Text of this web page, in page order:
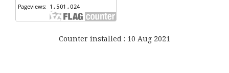
Counter installed : 10 Aug 2021